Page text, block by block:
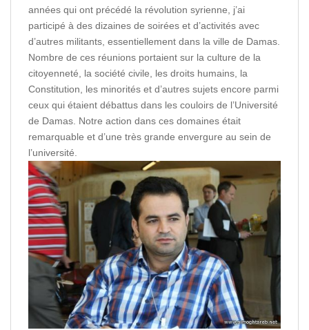
années qui ont précédé la révolution syrienne, j’ai
participé à des dizaines de soirées et d’activités avec
d’autres militants, essentiellement dans la ville de Damas.
Nombre de ces réunions portaient sur la culture de la
citoyenneté, la société civile, les droits humains, la
Constitution, les minorités et d’autres sujets encore parmi
ceux qui étaient débattus dans les couloirs de l’Université
de Damas. Notre action dans ces domaines était
remarquable et d’une très grande envergure au sein de
l’université.